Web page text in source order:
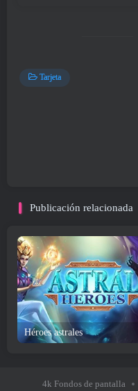
Tarjeta
Publicación relacionada
Héroes astrales
4k Fondos de pantalla